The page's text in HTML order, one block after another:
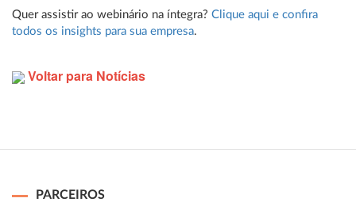
Quer assistir ao webinário na íntegra? Clique aqui e confira
todos os insights para sua empresa.
Voltar para Notícias
PARCEIROS